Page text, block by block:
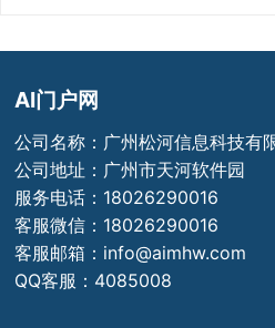
AI门户网
公司名称：广州松河信息科技有
公司地址：广州市天河软件园
服务电话：18026290016
客服微信：18026290016
客服邮箱：info@aimhw.com
QQ客服：4085008